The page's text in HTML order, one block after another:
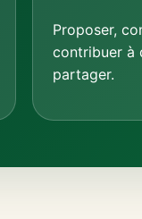
Proposer,
contribuer à
partager.